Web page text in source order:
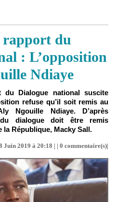
rapport du
: L’opposition
Ndiaye
du Dialogue national suscite
refuse qu’il soit remis au
Ngouille Ndiaye. D’après
dialogue doit être remis
République, Macky Sall.
Juin 2019 à 20:18 | | 0 commentaire(s)|